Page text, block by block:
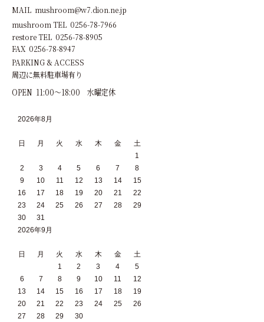
MAIL mushroom@w7.dion.ne.jp
mushroom TEL 0256-78-7966
restore TEL 0256-78-8905
FAX 0256-78-8947
PARKING & ACCESS
周辺に無料駐車場有り
OPEN 11:00～18:00 水曜定休
2026年8月
日 月 火 水 木 金
土
1
2
3 4 5 6 7
8
9
10 11 12 13 14
15
16
17 18 19 20 21
22
23
24 25 26 27 28
29
30
31
2026年9月
日 月 火 水 木 金
土
1
2 3 4
5
6
7 8 9 10 11
12
13
14 15 16 17 18
19
20
21 22 23 24 25
26
27
28 29 30